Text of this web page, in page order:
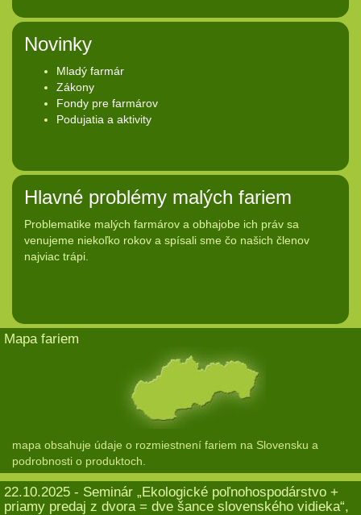
Novinky
Mladý farmár
Zákony
Fondy pre farmárov
Podujatia a aktivity
Hlavné problémy malých fariem
Problematike malých farmárov a obhajobe ich práv sa
venujeme niekoľko rokov a spísali sme čo našich členov
najviac trápi.
Mapa fariem
mapa obsahuje údaje o rozmiestnení fariem na Slovensku a
podrobnosti o produktoch.
22.10.2025 - Seminár „Ekologické poľnohospodárstvo +
priamy predaj z dvora = dve šance slovenského vidieka“,